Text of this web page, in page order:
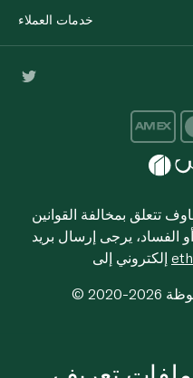
خدمات العملاء
تتعلق بمخالفة القوانين
أو الفساد، يرجى إرسال بريد